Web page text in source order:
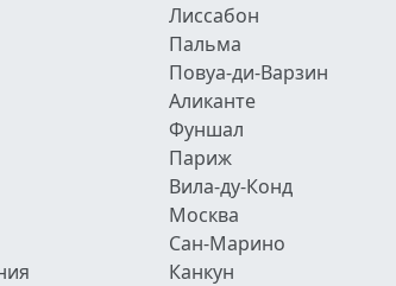
Лиссабон
Пальма
Повуа-ди-Варзин
Аликанте
Фуншал
Париж
Вила-ду-Конд
Москва
Сан-Марино
Канкун